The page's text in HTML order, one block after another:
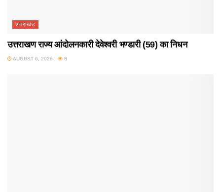
उत्तराखंड
उत्तराखण राज्य आंदोलनकारी देवेश्वरी भण्डारी (59) का निधन
AUGUST 6, 2026 8